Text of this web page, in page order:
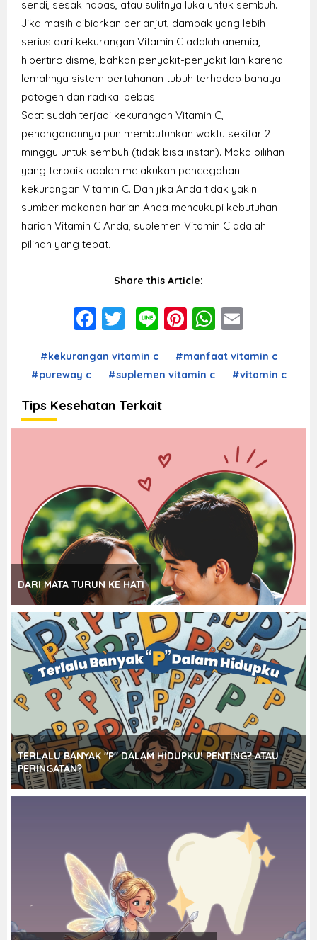
sendi, sesak napas, atau sulitnya luka untuk sembuh.
Jika masih dibiarkan berlanjut, dampak yang lebih
serius dari kekurangan Vitamin C adalah anemia,
hipertiroidisme, bahkan penyakit-penyakit lain karena
lemahnya sistem pertahanan tubuh terhadap bahaya
patogen dan radikal bebas.
Saat sudah terjadi kekurangan Vitamin C,
penanganannya pun membutuhkan waktu sekitar 2
minggu untuk sembuh (tidak bisa instan). Maka pilihan
yang terbaik adalah melakukan pencegahan
kekurangan Vitamin C. Dan jika Anda tidak yakin
sumber makanan harian Anda mencukupi kebutuhan
harian Vitamin C Anda, suplemen Vitamin C adalah
pilihan yang tepat.
Share this Article:
Facebook
Twitter
LinePinterest
#kekurangan vitamin c
#manfaat vitamin c
#pureway c
#suplemen vitamin c #vitamin c
Tips Kesehatan Terkait
DARI MATA TURUN KE HATI
TERLALU BANYAK "P" DALAM HIDUPKU! PENTING? ATAU
PERINGATAN?